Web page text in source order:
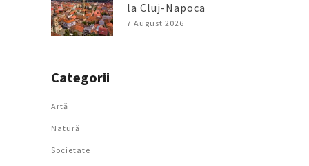
la Cluj-Napoca
7 August 2026
Categorii
Artǎ
Natură
Societate